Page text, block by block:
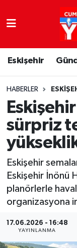
Eskişehir
HABERLER
sürpriz
Eskişehir
Eskişehir İnönü
planörlerle
organizasyona
17.06.2026 - 16:48
YAYINLANMA
Nöbetçi
Hava
Trafik
Süper Lig
Tüm
Son Dakika
Haber Arşivi